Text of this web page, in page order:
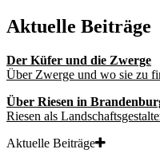
Aktuelle Beiträge
Der Küfer und die Zwerge
Über Zwerge und wo sie zu
Über Riesen in
Riesen als
Aktuelle Beiträge